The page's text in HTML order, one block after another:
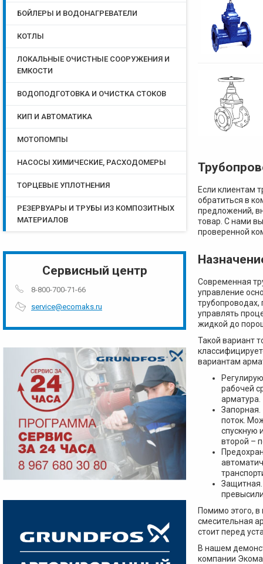
Если клиентам
обратиться в
предложений,
товар. С нами
проверенной
Современная
управление
трубопроводах,
управлять
жидкой до
Такой вариант
вариантам
рабочей
арматура.
Запорная.
поток.
спускную
второй –
Помимо этого,
смесительная
стоит перед
В нашем
компании
БОЙЛЕРЫ И ВОДОНАГРЕВАТЕЛИ
КОТЛЫ
ЛОКАЛЬНЫЕ ОЧИСТНЫЕ СООРУЖЕНИЯ И
ЕМКОСТИ
ВОДОПОДГОТОВКА И ОЧИСТКА СТОКОВ
КИП И АВТОМАТИКА
МОТОПОМПЫ
НАСОСЫ ХИМИЧЕСКИЕ, РАСХОДОМЕРЫ
ТОРЦЕВЫЕ УПЛОТНЕНИЯ
РЕЗЕРВУАРЫ И ТРУБЫ ИЗ КОМПОЗИТНЫХ
МАТЕРИАЛОВ
Сервисный центр
8-800-700-71-66
service@ecomaks.ru